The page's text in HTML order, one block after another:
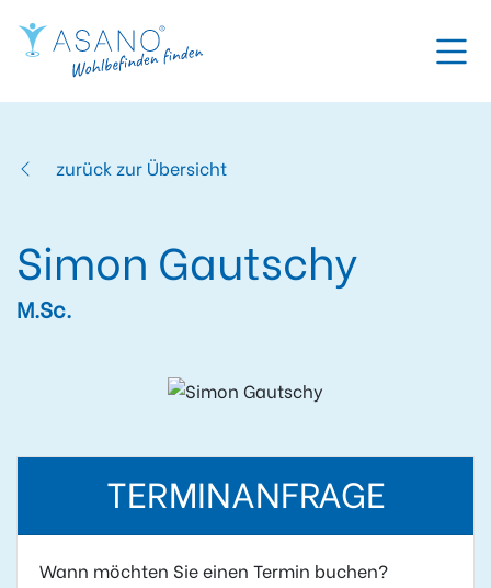
zurück zur Übersicht
Simon Gautschy
M.Sc.
TERMINANFRAGE
Wann möchten Sie einen Termin buchen?